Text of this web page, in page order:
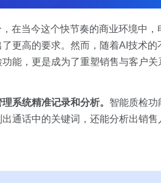
在当今这个快节奏的商业环境中
更高的要求。然而，随着AI技术
能，更是成为了重塑销售与客户关
系统精准记录和分析。 智能质检功
通话中的关键词，还能分析出销